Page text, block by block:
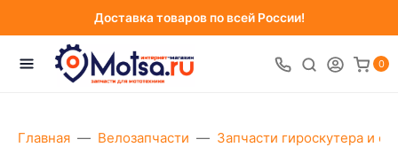
Доставка товаров по всей России!
0
Главная Велозапчасти Запчасти гироскутера и